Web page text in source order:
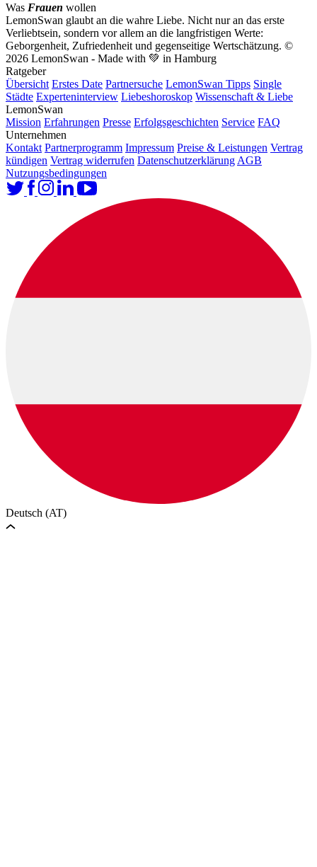
Was Frauen wollen
LemonSwan glaubt an die wahre Liebe. Nicht nur an das erste
Verliebtsein, sondern vor allem an die langfristigen Werte:
Geborgenheit, Zufriedenheit und gegenseitige Wertschätzung. ©
2026 LemonSwan - Made with 💚 in Hamburg
Ratgeber
Übersicht Erstes Date Partnersuche LemonSwan Tipps Single
Städte Experteninterview Liebeshoroskop Wissenschaft & Liebe
LemonSwan
Mission Erfahrungen Presse Erfolgsgeschichten Service FAQ
Unternehmen
Kontakt Partnerprogramm Impressum Preise & Leistungen Vertrag
kündigen Vertrag widerrufen Datenschutzerklärung AGB
Nutzungsbedingungen
Deutsch (AT)